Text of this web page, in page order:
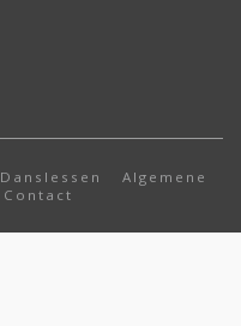
Danslessen
Algemene
Contact